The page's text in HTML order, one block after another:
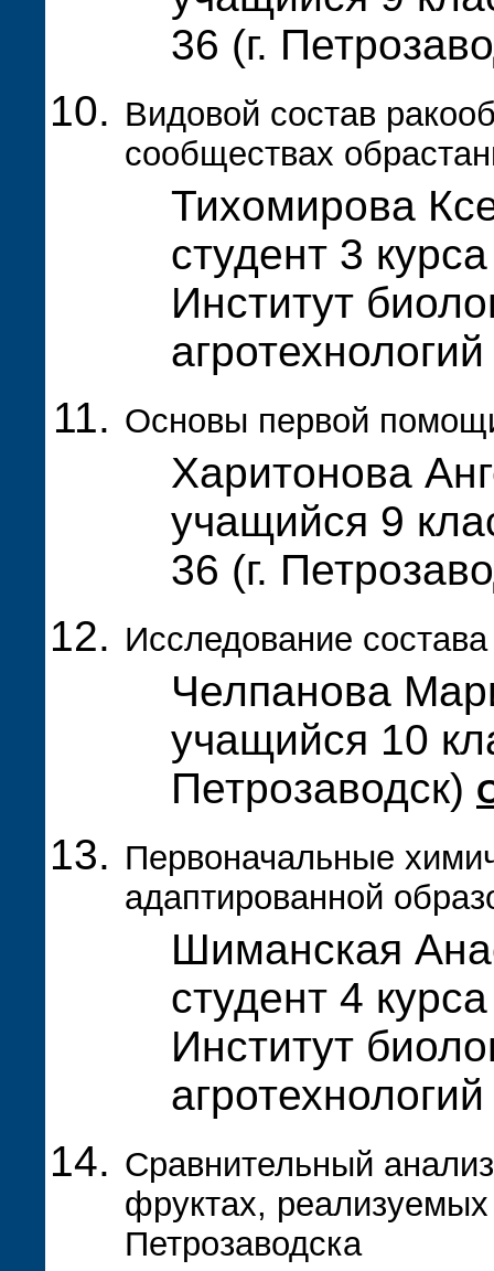
36 (г.
Видовой состав
сообществах
Тихомирова
студент 3
Институт
Основы первой
Харитонова
учащийся 9
36 (г.
Исследование
Челпанова
учащийся 10
Петрозаводск)
Первоначальные
адаптированной
Шиманская
студент 4
Институт
Сравнительный
фруктах, реализуемых
Петрозаводска